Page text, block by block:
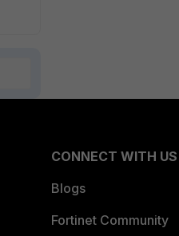
CONNECT WITH US
Blogs
Fortinet Community